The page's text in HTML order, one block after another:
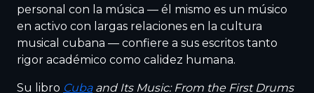
personal con la música — él mismo es un músico
en activo con largas relaciones en la cultura
musical cubana — confiere a sus escritos tanto
rigor académico como calidez humana.
Su libro Cubaand Its Music: From the First Drums